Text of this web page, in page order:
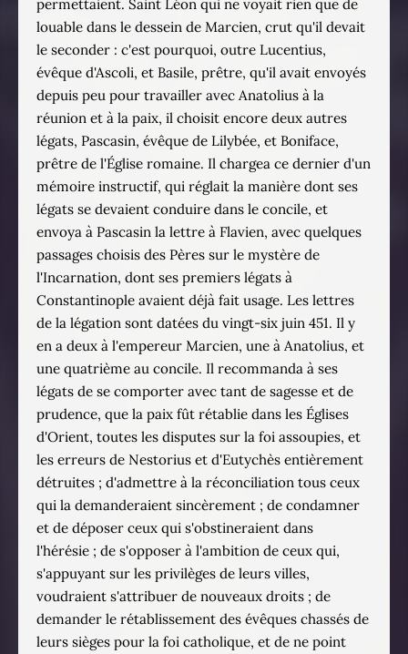
permettaient. Saint Léon qui ne voyait rien que de
louable dans le dessein de Marcien, crut qu'il devait
le seconder : c'est pourquoi, outre Lucentius,
évêque d'Ascoli, et Basile, prêtre, qu'il avait envoyés
depuis peu pour travailler avec Anatolius à la
réunion et à la paix, il choisit encore deux autres
légats, Pascasin, évêque de Lilybée, et Boniface,
prêtre de l'Église romaine. Il chargea ce dernier d'un
mémoire instructif, qui réglait la manière dont ses
légats se devaient conduire dans le concile, et
envoya à Pascasin la lettre à Flavien, avec quelques
passages choisis des Pères sur le mystère de
l'Incarnation, dont ses premiers légats à
Constantinople avaient déjà fait usage. Les lettres
de la légation sont datées du vingt-six juin 451. Il y
en a deux à l'empereur Marcien, une à Anatolius, et
une quatrième au concile. Il recommanda à ses
légats de se comporter avec tant de sagesse et de
prudence, que la paix fût rétablie dans les Églises
d'Orient, toutes les disputes sur la foi assoupies, et
les erreurs de Nestorius et d'Eutychès entièrement
détruites ; d'admettre à la réconciliation tous ceux
qui la demanderaient sincèrement ; de condamner
et de déposer ceux qui s'obstineraient dans
l'hérésie ; de s'opposer à l'ambition de ceux qui,
s'appuyant sur les privilèges de leurs villes,
voudraient s'attribuer de nouveaux droits ; de
demander le rétablissement des évêques chassés de
leurs sièges pour la foi catholique, et de ne point